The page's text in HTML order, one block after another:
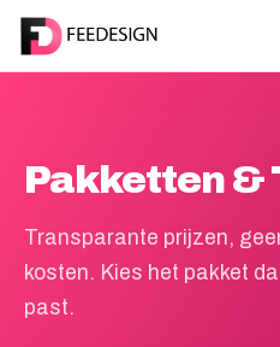
Pakketten &
Transparante prijzen,
kosten. Kies het pakket
past.